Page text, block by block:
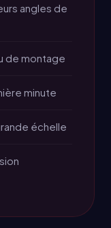
angles de
de montage
minute
échelle